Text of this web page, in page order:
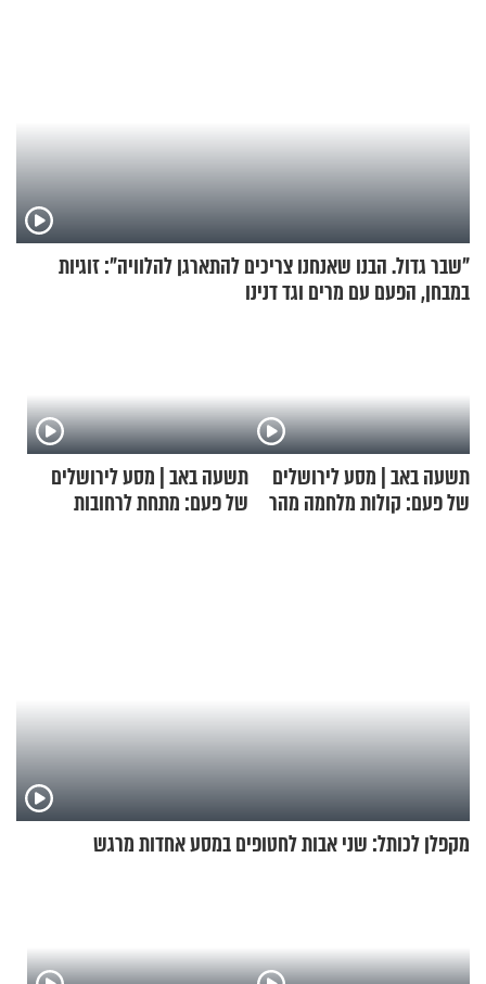
"שבר גדול. הבנו שאנחנו צריכים להתארגן להלוויה": זוגיות
במבחן, הפעם עם מרים וגד דנינו
תשעה באב | מסע לירושלים
של פעם: קולות מלחמה מהר
תשעה באב | מסע לירושלים
של פעם: מתחת לרחובות
מקפלן לכותל: שני אבות לחטופים במסע אחדות מרגש